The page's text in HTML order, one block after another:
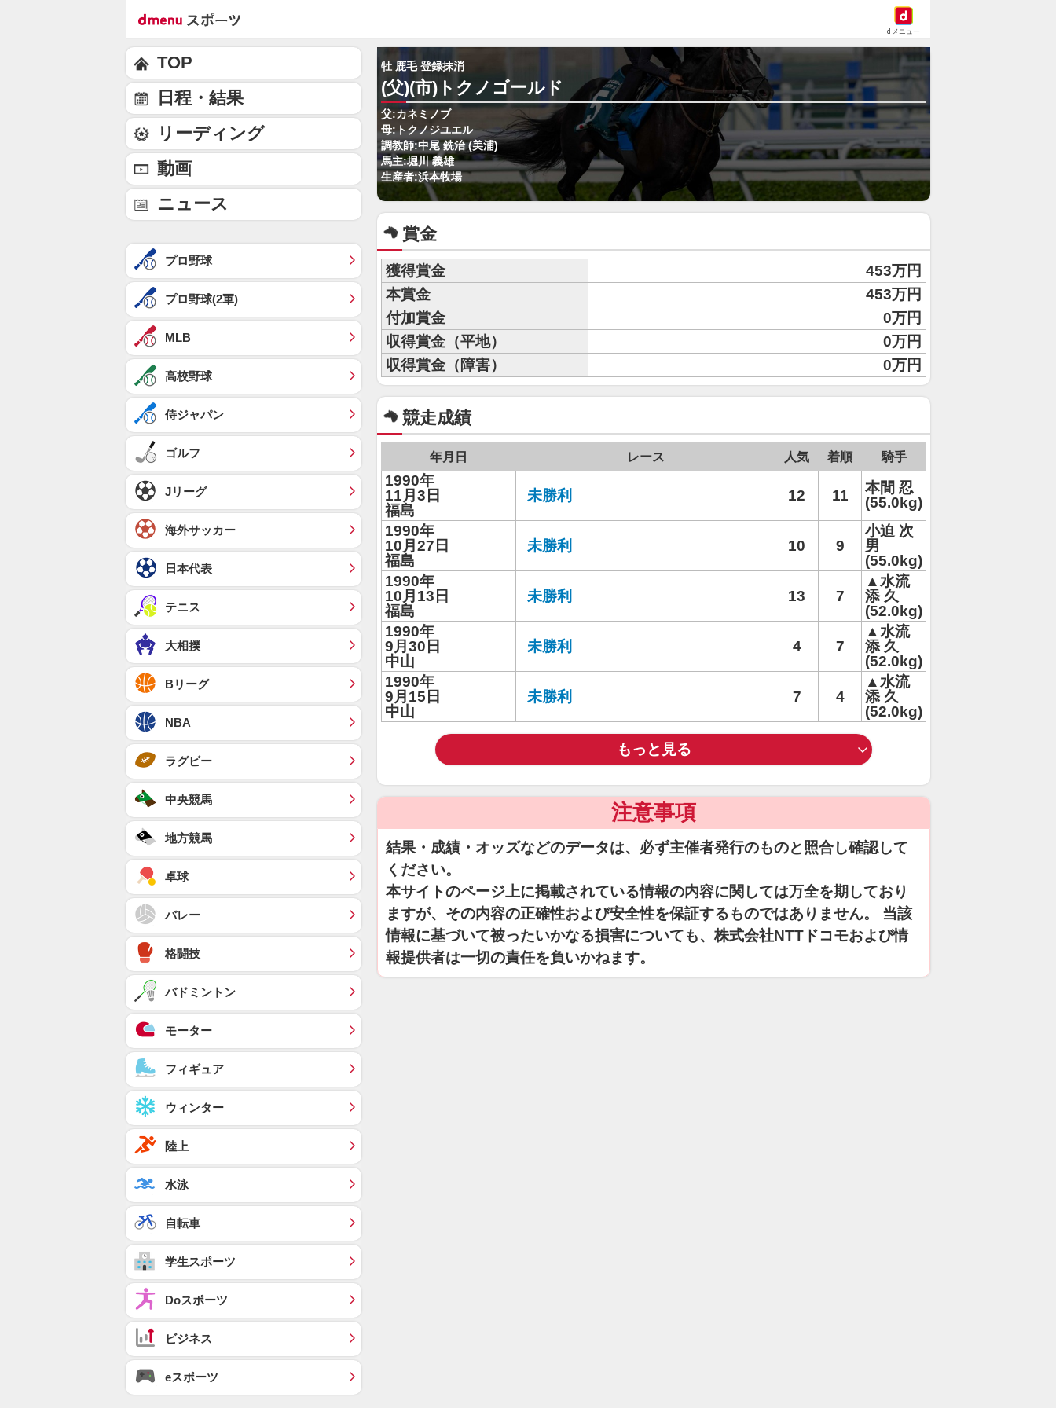
dメニュー
牡 鹿毛 登録抹消
(父)(市)トクノゴールド
父:カネミノブ
母:トクノジユエル
調教師:中尾 銑治 (美浦)
馬主:堀川 義雄
生産者:浜本牧場
賞金
獲得賞金
453万円
本賞金
453万円
付加賞金
0万円
収得賞金（平地）
0万円
収得賞金（障害）
0万円
競走成績
年月日 レース 人気 着順 騎手
1990年
11月3日
福島
未勝利 12 11
本間 忍
(55.0kg)
1990年
10月27日
福島
未勝利 10 9
小迫 次
男
(55.0kg)
1990年
10月13日
福島
未勝利 13 7
▲水流
添 久
(52.0kg)
1990年
9月30日
中山
未勝利 4 7
▲水流
添 久
(52.0kg)
1990年
9月15日
中山
未勝利 7 4
▲水流
添 久
(52.0kg)
もっと見る
注意事項
結果・成績・オッズなどのデータは、必ず主催者発行のものと照合し確認して
ください。
本サイトのページ上に掲載されている情報の内容に関しては万全を期しており
ますが、その内容の正確性および安全性を保証するものではありません。 当該
情報に基づいて被ったいかなる損害についても、株式会社NTTドコモおよび情
報提供者は一切の責任を負いかねます。
TOP
日程・結果
リーディング
動画
ニュース
プロ野球
プロ野球(2軍)
MLB
高校野球
侍ジャパン
ゴルフ
Jリーグ
海外サッカー
日本代表
テニス
大相撲
Bリーグ
NBA
ラグビー
中央競馬
地方競馬
卓球
バレー
格闘技
バドミントン
モーター
フィギュア
ウィンター
陸上
水泳
自転車
学生スポーツ
Doスポーツ
ビジネス
eスポーツ